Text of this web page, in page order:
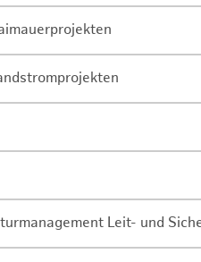
Leit- und